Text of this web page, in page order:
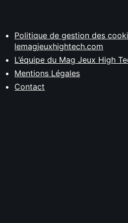
Politique de gestion des
lemagjeuxhightech.com
L’équipe du Mag Jeux High
Mentions Légales
Contact